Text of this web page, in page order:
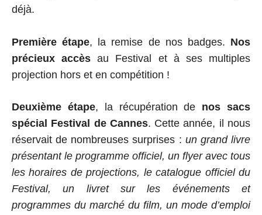
déjà.
Première étape, la remise de nos badges. Nos
précieux accès au Festival et à ses multiples
projection hors et en compétition !
Deuxième étape, la récupération de nos sacs
spécial Festival de Cannes. Cette année, il nous
réservait de nombreuses surprises : un grand livre
présentant le programme officiel, un flyer avec tous
les horaires de projections, le catalogue officiel du
Festival, un livret sur les événements et
programmes du marché du film, un mode d’emploi